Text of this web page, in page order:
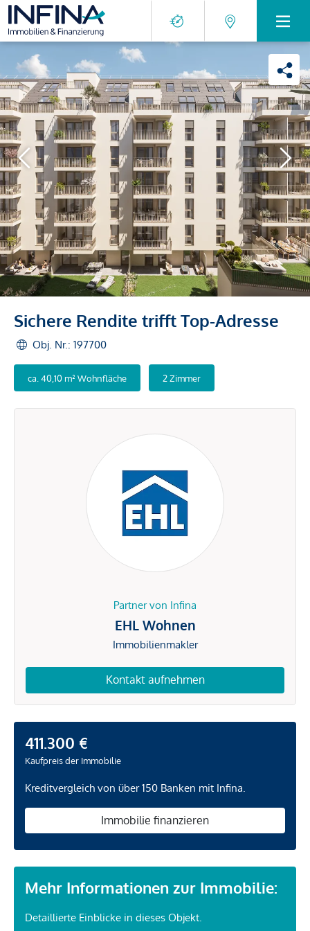
Sichere Rendite trifft Top-Adresse
Obj. Nr.: 197700
ca. 40,10 m² Wohnfläche 2 Zimmer
Partner von Infina
EHL Wohnen
Immobilienmakler
Kontakt aufnehmen
411.300 €
Kaufpreis der Immobilie
Kreditvergleich von über 150 Banken mit Infina.
Immobilie finanzieren
Mehr Informationen zur Immobilie:
Detaillierte Einblicke in dieses Objekt.